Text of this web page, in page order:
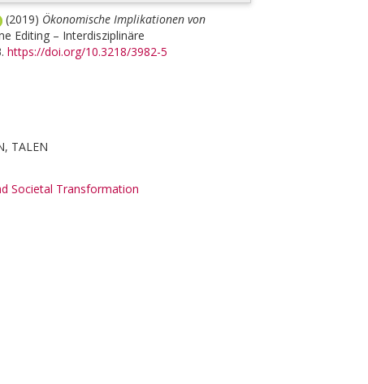
(2019) Ökonomische Implikationen von
Editing – Interdisziplinäre
https://doi.org/10.3218/3982-5
TALEN
Societal Transformation